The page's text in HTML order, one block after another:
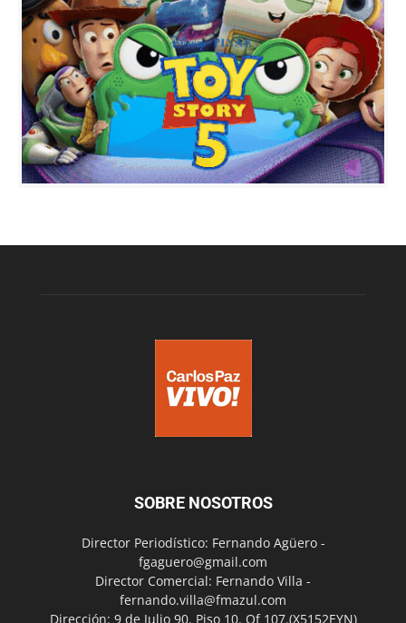
SOBRE NOSOTROS
Director Periodístico: Fernando Agüero -
fgaguero@gmail.com
Director Comercial: Fernando Villa -
fernando.villa@fmazul.com
Dirección: 9 de Julio 90. Piso 10. Of 107.(X5152EYN)